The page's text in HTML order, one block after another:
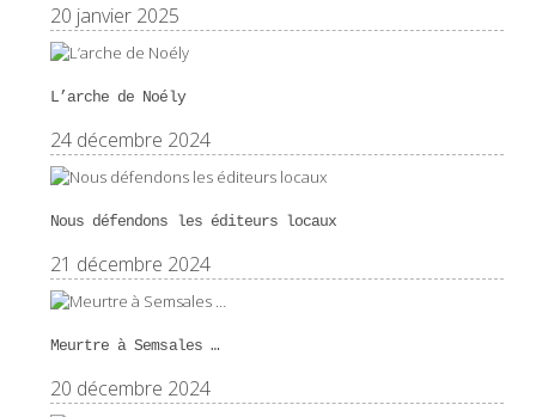
20 janvier 2025
L’arche de Noély
24 décembre 2024
Nous défendons les éditeurs locaux
21 décembre 2024
Meurtre à Semsales …
20 décembre 2024